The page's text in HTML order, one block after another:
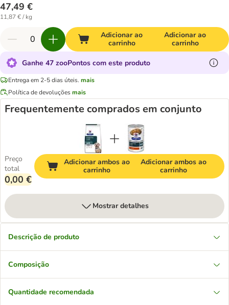
47,49 €
11,87 € / kg
Adicionar ao
carrinho
Adicionar ao
carrinho
Ganhe 47 zooPontos com este produto
Entrega em 2-5 dias úteis. mais
Política de devoluçõesmais
Frequentemente comprados em conjunto
Preço
total
0,00 €
Adicionar ambos ao
carrinho
Adicionar ambos ao
carrinho
Mostrar detalhes
Descrição de produto
Composição
Quantidade recomendada